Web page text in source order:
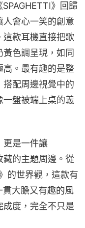
》回歸
會心一笑的創意
款耳機直接把歌
色調呈現，如同
高。最有趣的是整
配周邊視覺中的
一盤被端上桌的義
更是一件讓
藏的主題周邊。從
的世界觀，這款有
貫大膽又有趣的風
度，完全不只是